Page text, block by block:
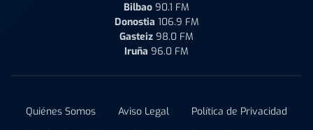
Bilbao 90.1 FM
Donostia 106.9 FM
Gasteiz 98.0 FM
Iruña 96.0 FM
Quiénes Somos Aviso Legal
Política de Privacidad